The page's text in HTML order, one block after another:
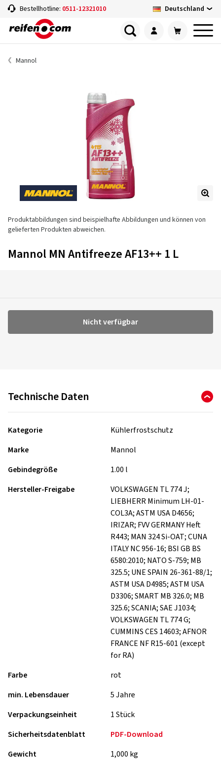
Bestellhotline: 0511-12321010 Deutschland
Mannol
Produktabbildungen sind beispielhafte Abbildungen und können von
gelieferten Produkten abweichen.
Mannol MN Antifreeze AF13++ 1 L
Nicht verfügbar
Technische Daten
Kategorie
Kühlerfrostschutz
Marke
Mannol
Gebindegröße
1.00 l
Hersteller-Freigabe
VOLKSWAGEN TL 774 J;
LIEBHERR Minimum LH-01-
COL3A; ASTM USA D4656;
IRIZAR; FVV GERMANY Heft
R443; MAN 324 Si-OAT; CUNA
ITALY NC 956-16; BSI GB BS
6580:2010; NATO S-759; MB
325.5; UNE SPAIN 26-361-88/1;
ASTM USA D4985; ASTM USA
D3306; SMART MB 326.0; MB
325.6; SCANIA; SAE J1034;
VOLKSWAGEN TL 774 G;
CUMMINS CES 14603; AFNOR
FRANCE NF R15-601 (except
for RA)
Farbe
rot
min. Lebensdauer
5 Jahre
Verpackungseinheit
1 Stück
Sicherheitsdatenblatt
PDF-Download
Gewicht
1,000 kg